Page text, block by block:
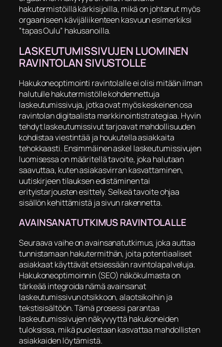
hakutermistöillä kärkisijoilla, mikä on johtanut myös
orgaaniseen kävijäliikenteen kasvuun esimerkiksi
”tapas Oulu” hakusanoilla.
LASKEUTUMISSIVUJEN LUOMINEN
RAVINTOLAN SIVUSTOLLE
Hakukoneoptimointi ravintolalle ei olisi mitään ilman
halutulle hakutermistölle kohdennettuja
laskeutumissivuja, jotka ovat myös keskeinen osa
ravintolan digitaalista markkinointistrategiaa. Hyvin
tehdyt laskeutumissivut tarjoavat mahdollisuuden
kohdistaa viestintää ja houkutella asiakkaita
tehokkaasti. Ensimmäinen askel laskeutumissivujen
luomisessa on määritellä tavoite, joka halutaan
saavuttaa, kuten asiakasvirran kasvattaminen,
uutiskirjeen tilauksen edistäminen tai
erityistarjousten esittely. Selkeä tavoite ohjaa
sisällön kehittämistä ja sivun rakennetta.
AVAINSANATUTKIMUS RAVINTOLALLE
Seuraava vaihe on avainsanatutkimus, joka auttaa
tunnistamaan hakutermithän, joita potentiaaliset
asiakkaat käyttävät etsiessään ravintolapalveluja.
Hakukoneoptimoinnin (SEO) näkökulmasta on
tärkeää integroida nämä avainsanat
laskeutumissivun otsikkoon, alaotsikoihin ja
tekstisisältöön. Tämä prosessi parantaa
laskeutumissivujen näkyvyyttä hakukoneiden
tuloksissa, mikä puolestaan kasvattaa mahdollisten
asiakkaiden löytämistä.